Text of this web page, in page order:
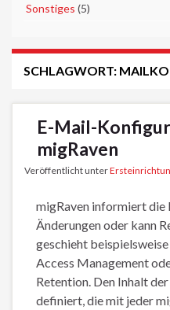
Sonstiges (5)
SCHLAGWORT:
E-Mail-
migRaven
Veröffentlicht unter
migRaven informiert
Änderungen oder kann
geschieht
Access Management
Retention. Den Inhalt
definiert, die mit jeder